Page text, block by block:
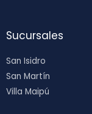
Sucursales
San Isidro
San Martín
Villa Maipú